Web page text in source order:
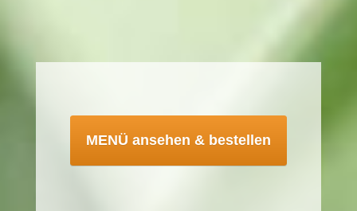
MENÜ ansehen & bestellen